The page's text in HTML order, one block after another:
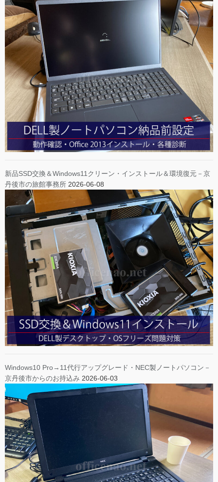
新品SSD交換＆Windows11クリーン・インストール＆環境復元－京
丹後市の旅館事務所 2026-06-08
Windows10 Pro→11代行アップグレード・NEC製ノートパソコン－
京丹後市からのお持込み 2026-06-03